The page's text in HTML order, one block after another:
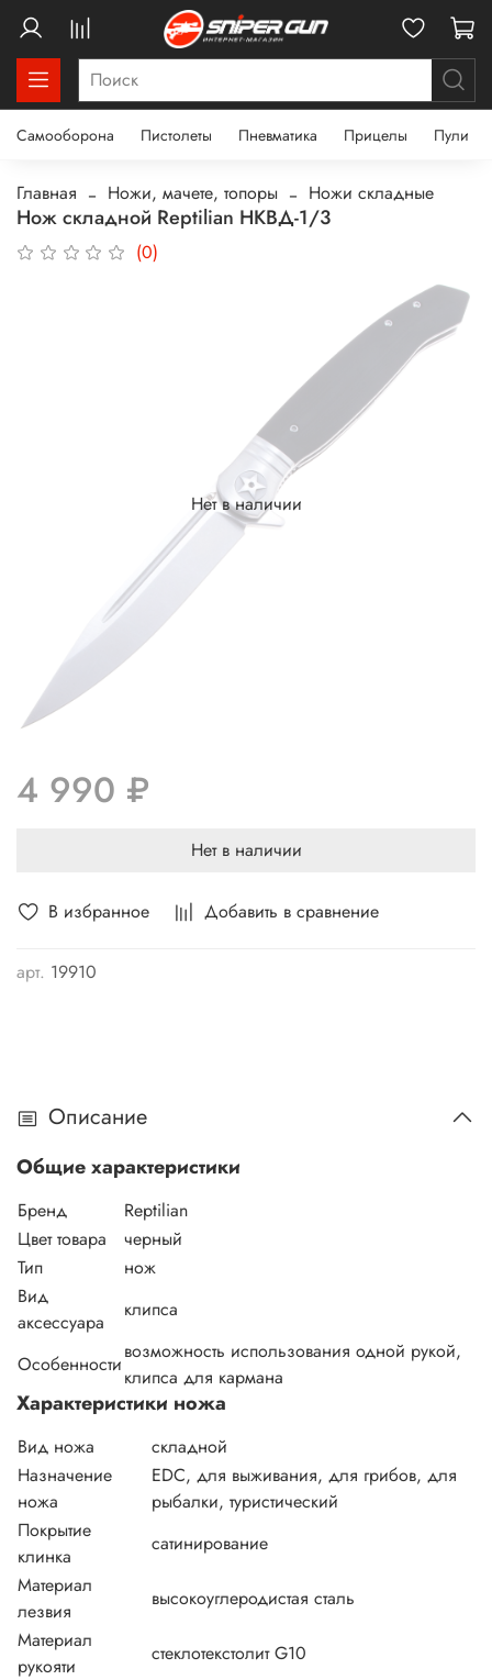
Самооборона Пистолеты Пневматика Прицелы Пули
Главная Ножи, мачете, топоры Ножи складные
Нож складной Reptilian НКВД-1/3
(0)
В избранное Добавить в сравнение
арт. 19910
Нет в наличии
4 990 ₽
Нет в наличии
Описание
Общие характеристики
Бренд
Reptilian
Цвет товара
черный
Тип
нож
Вид
аксессуара
клипса
Особенности
возможность использования одной рукой,
клипса для кармана
Характеристики ножа
Вид ножа
складной
Назначение
ножа
EDC, для выживания, для грибов, для
рыбалки, туристический
Покрытие
клинка
сатинирование
Материал
лезвия
высокоуглеродистая сталь
Материал
рукояти
стеклотекстолит G10